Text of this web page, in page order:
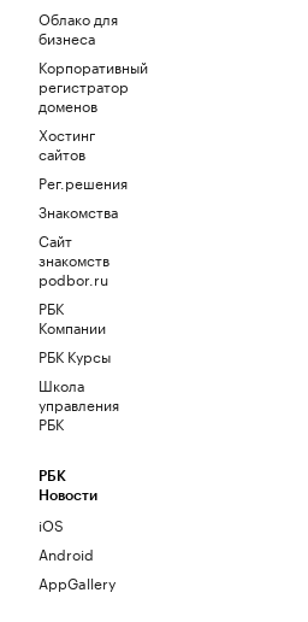
Облако для
бизнеса
Корпоративный
регистратор
доменов
Хостинг
сайтов
Рег.решения
Знакомства
Сайт
знакомств
podbor.ru
РБК
Компании
РБК Курсы
Школа
управления
РБК
РБК
Новости
iOS
Android
AppGallery